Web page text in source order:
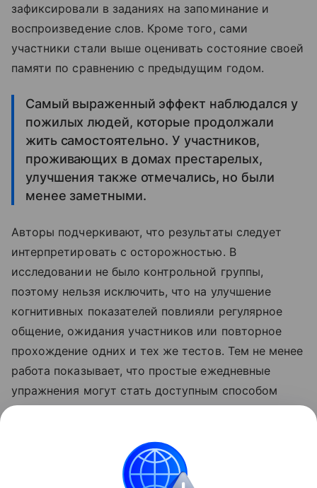
зафиксировали в заданиях на запоминание и
воспроизведение слов. Кроме того, сами
участники стали выше оценивать состояние своей
памяти по сравнению с предыдущим годом.
Самый выраженный эффект наблюдался у
пожилых людей, которые продолжали
жить самостоятельно. У участников,
проживающих в домах престарелых,
улучшения также отмечались, но были
менее заметными.
Авторы подчеркивают, что результаты следует
интерпретировать с осторожностью. В
исследовании не было контрольной группы,
поэтому нельзя исключить, что на улучшение
когнитивных показателей повлияли регулярное
общение, ожидания участников или повторное
прохождение одних и тех же тестов. Тем не менее
работа показывает, что простые ежедневные
упражнения могут стать доступным способом
поддержания памяти и когнитивных функций в